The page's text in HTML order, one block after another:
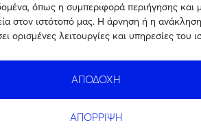
όπως η συμπεριφορά περιήγησης και
στον ιστότοπό μας. Η άρνηση ή η
ορισμένες λειτουργίες και υπηρεσίες του
ΑΠΟΔΟΧΗ
ΑΠΟΡΡΙΨΗ